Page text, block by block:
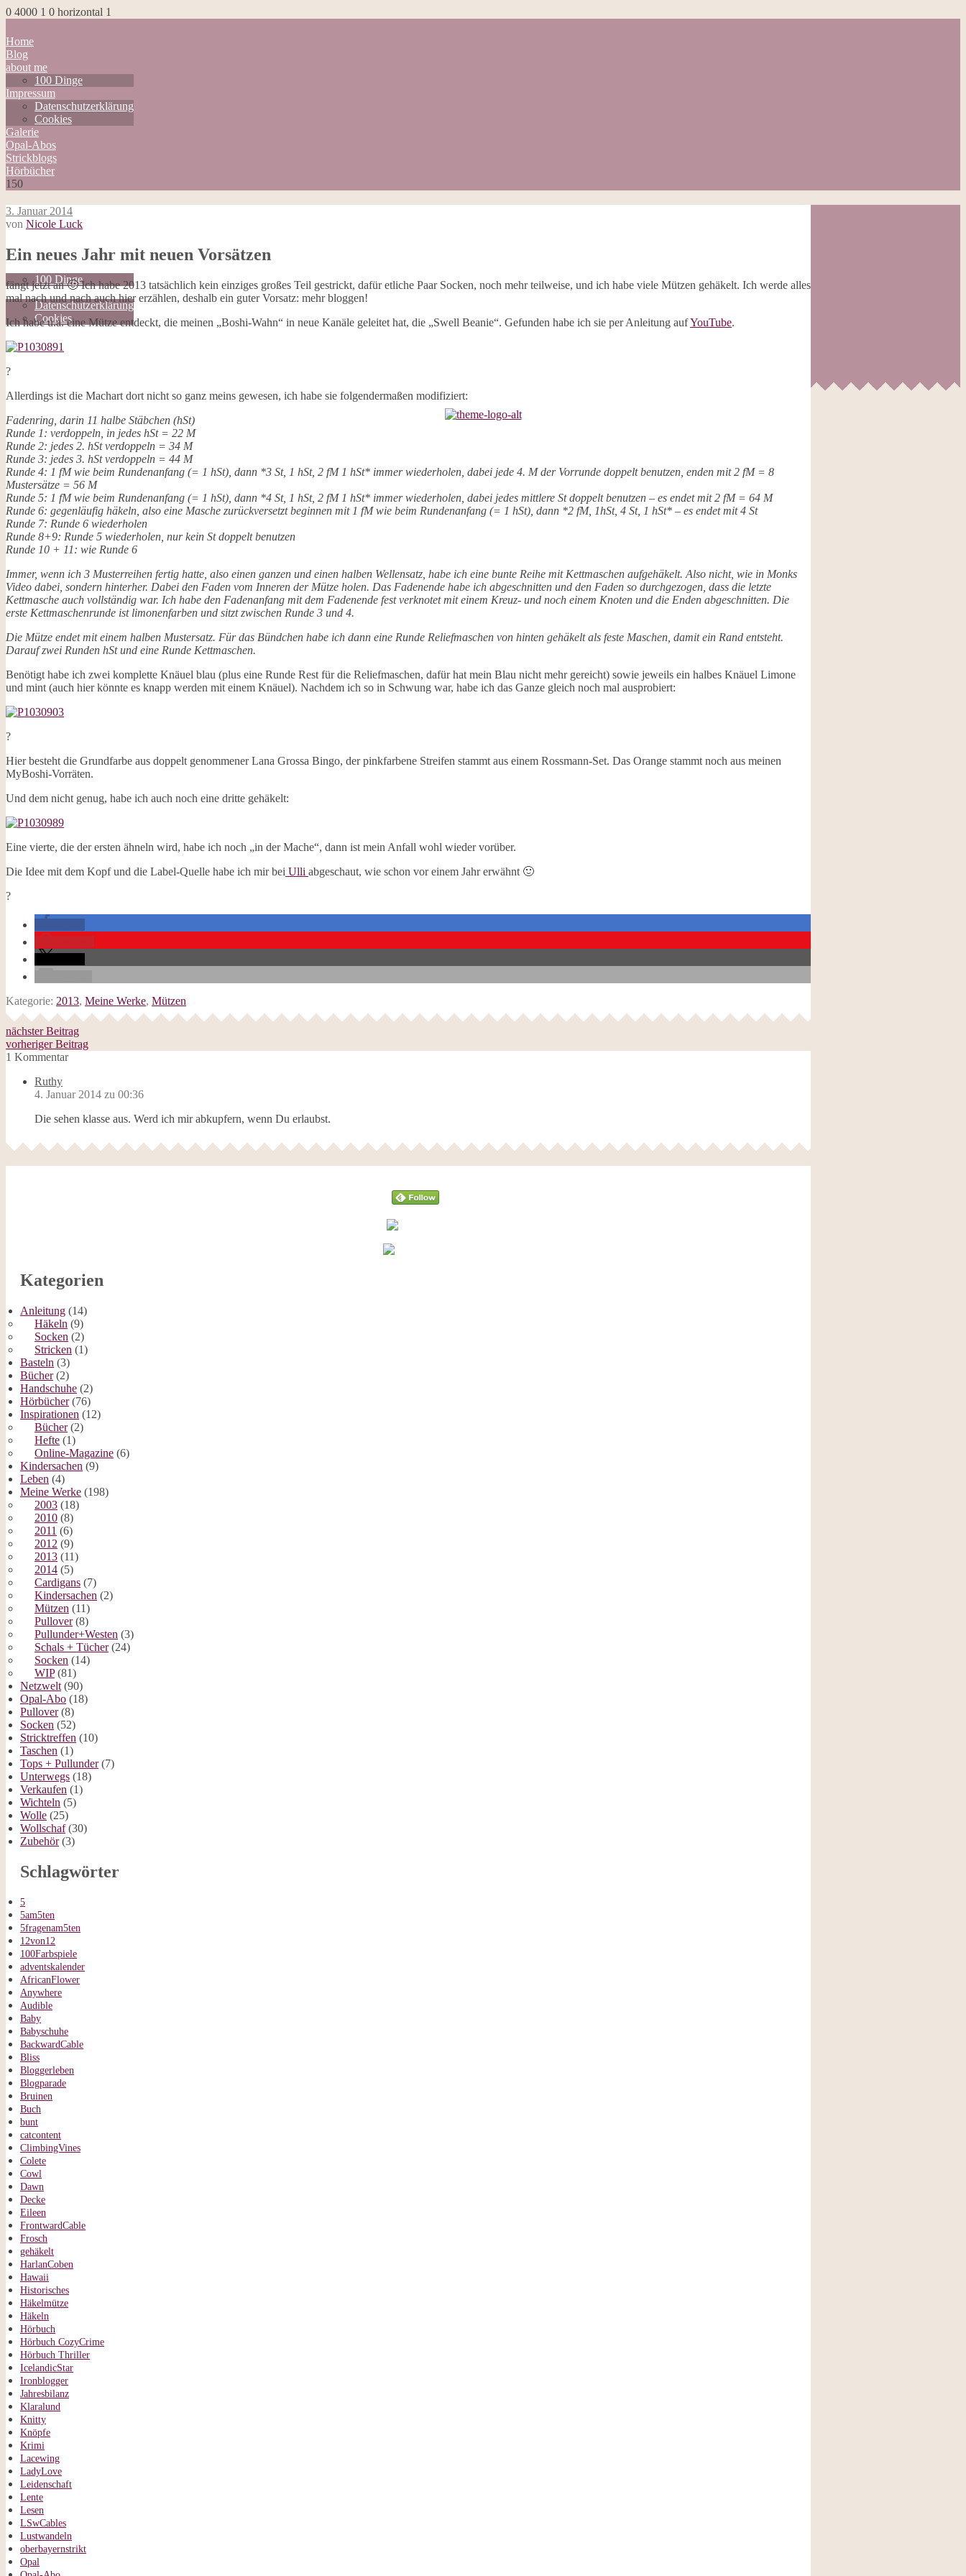
0 4000 1 0 horizontal 1
Home
Blog
about me
100 Dinge
Impressum
Datenschutzerklärung
Cookies
Galerie
Opal-Abos
Strickblogs
Hörbücher
150
Blog
100 Dinge
Impressum
Datenschutzerklärung
Cookies
Opal-Abos
Hörbücher
3. Januar 2014
von Nicole Luck
Ein neues Jahr mit neuen Vorsätzen
fängt jetzt an 🙂 Ich habe 2013 tatsächlich kein einziges großes Teil gestrickt, dafür etliche Paar Socken, noch mehr teilweise, und ich habe viele Mützen gehäkelt. Ich werde alles
mal nach und nach auch hier erzählen, deshalb ein guter Vorsatz: mehr bloggen!
Ich habe u.a. eine Mütze entdeckt, die meinen „Boshi-Wahn“ in neue Kanäle geleitet hat, die „Swell Beanie“. Gefunden habe ich sie per Anleitung aufYouTube.
?
Allerdings ist die Machart dort nicht so ganz meins gewesen, ich habe sie folgendermaßen modifiziert:
Fadenring, darin 11 halbe Stäbchen (hSt)
Runde 1: verdoppeln, in jedes hSt = 22 M
Runde 2: jedes 2. hSt verdoppeln = 34 M
Runde 3: jedes 3. hSt verdoppeln = 44 M
Runde 4: 1 fM wie beim Rundenanfang (= 1 hSt), dann *3 St, 1 hSt, 2 fM 1 hSt* immer wiederholen, dabei jede 4. M der Vorrunde doppelt benutzen, enden mit 2 fM = 8
Mustersätze = 56 M
Runde 5: 1 fM wie beim Rundenanfang (= 1 hSt), dann *4 St, 1 hSt, 2 fM 1 hSt* immer wiederholen, dabei jedes mittlere St doppelt benutzen – es endet mit 2 fM = 64 M
Runde 6: gegenläufig häkeln, also eine Masche zurückversetzt beginnen mit 1 fM wie beim Rundenanfang (= 1 hSt), dann *2 fM, 1hSt, 4 St, 1 hSt* – es endet mit 4 St
Runde 7: Runde 6 wiederholen
Runde 8+9: Runde 5 wiederholen, nur kein St doppelt benutzen
Runde 10 + 11: wie Runde 6
Immer, wenn ich 3 Musterreihen fertig hatte, also einen ganzen und einen halben Wellensatz, habe ich eine bunte Reihe mit Kettmaschen aufgehäkelt. Also nicht, wie in Monks
Video dabei, sondern hinterher. Dabei den Faden vom Inneren der Mütze holen. Das Fadenende habe ich abgeschnitten und den Faden so durchgezogen, dass die letzte
Kettmasche auch vollständig war. Ich habe den Fadenanfang mit dem Fadenende fest verknotet mit einem Kreuz- und noch einem Knoten und die Enden abgeschnitten. Die
erste Kettmaschenrunde ist limonenfarben und sitzt zwischen Runde 3 und 4.
Die Mütze endet mit einem halben Mustersatz. Für das Bündchen habe ich dann eine Runde Reliefmaschen von hinten gehäkelt als feste Maschen, damit ein Rand entsteht.
Darauf zwei Runden hSt und eine Runde Kettmaschen.
Benötigt habe ich zwei komplette Knäuel blau (plus eine Runde Rest für die Reliefmaschen, dafür hat mein Blau nicht mehr gereicht) sowie jeweils ein halbes Knäuel Limone
und mint (auch hier könnte es knapp werden mit einem Knäuel). Nachdem ich so in Schwung war, habe ich das Ganze gleich noch mal ausprobiert:
?
Hier besteht die Grundfarbe aus doppelt genommener Lana Grossa Bingo, der pinkfarbene Streifen stammt aus einem Rossmann-Set. Das Orange stammt noch aus meinen
MyBoshi-Vorräten.
Und dem nicht genug, habe ich auch noch eine dritte gehäkelt:
Eine vierte, die der ersten ähneln wird, habe ich noch „in der Mache“, dann ist mein Anfall wohl wieder vorüber.
Die Idee mit dem Kopf und die Label-Quelle habe ich mir bei Ulli abgeschaut, wie schon vor einem Jahr erwähnt 🙂
?
Kategorie: 2013, Meine Werke, Mützen
nächster Beitrag
vorheriger Beitrag
1 Kommentar
Ruthy
4. Januar 2014 zu 00:36
Die sehen klasse aus. Werd ich mir abkupfern, wenn Du erlaubst.
Kategorien
Anleitung (14)
Häkeln (9)
Socken (2)
Stricken (1)
Basteln (3)
Bücher(2)
Handschuhe (2)
Hörbücher(76)
Inspirationen (12)
Bücher(2)
Hefte (1)
Online-Magazine (6)
Kindersachen (9)
Leben (4)
Meine Werke (198)
2003 (18)
2010 (8)
2011 (6)
2012 (9)
2013 (11)
2014 (5)
Cardigans (7)
Kindersachen (2)
Mützen (11)
Pullover(8)
Pullunder+Westen (3)
Schals + Tücher(24)
Socken (14)
WIP(81)
Netzwelt (90)
Opal-Abo (18)
Pullover(8)
Socken (52)
Stricktreffen (10)
Taschen (1)
Tops + Pullunder(7)
Unterwegs (18)
Verkaufen (1)
Wichteln (5)
Wolle (25)
Wollschaf(30)
Zubehör(3)
Schlagwörter
5
5am5ten
5fragenam5ten
12von12
100Farbspiele
adventskalender
AfricanFlower
Anywhere
Audible
Baby
Babyschuhe
BackwardCable
Bliss
Bloggerleben
Blogparade
Bruinen
Buch
bunt
catcontent
ClimbingVines
Colete
Cowl
Dawn
Decke
Eileen
FrontwardCable
Frosch
gehäkelt
HarlanCoben
Hawaii
Historisches
Häkelmütze
Häkeln
Hörbuch
Hörbuch CozyCrime
Hörbuch Thriller
IcelandicStar
Ironblogger
Jahresbilanz
Klaralund
Knitty
Knöpfe
Krimi
Lacewing
LadyLove
Leidenschaft
Lente
Lesen
LSwCables
Lustwandeln
oberbayernstrikt
Opal